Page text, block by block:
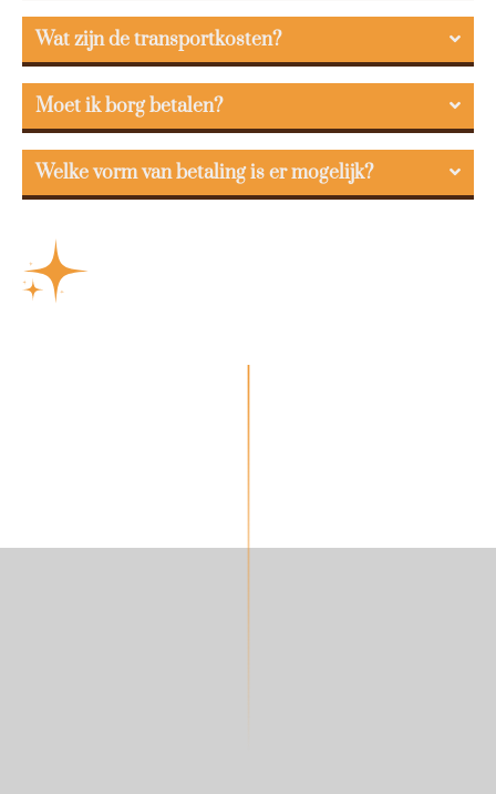
Wat zijn de transportkosten?
Moet ik borg betalen?
Welke vorm van betaling is er mogelijk?